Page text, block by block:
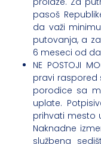
pasoš
da važi
putovanja, a
6 meseci od
NE POSTOJI
pravi raspored
porodice sa
uplate.
prihvati mesto
Naknadne
službena